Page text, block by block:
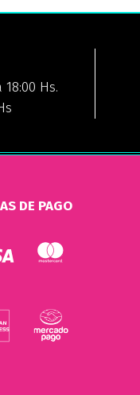
Hs.
DE PAGO